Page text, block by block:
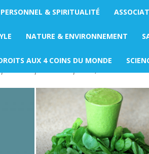
& SPIRITUALITÉ
NATURE & ENVIRONNEMENT
AUX 4 COINS DU MONDE
aux boissons et aux plaisirs